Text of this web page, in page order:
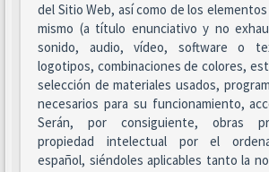
del Sitio Web, así como de los
mismo (a título enunciativo y no
sonido, audio, vídeo, software o
logotipos, combinaciones de colores,
selección de materiales usados,
necesarios para su funcionamiento,
Serán, por consiguiente, obras
propiedad intelectual por el
español, siéndoles aplicables tanto la